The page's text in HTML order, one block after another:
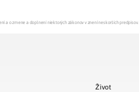
a o zmene a doplnení niektorých zákonov v znení neskorších predpisov.
Život